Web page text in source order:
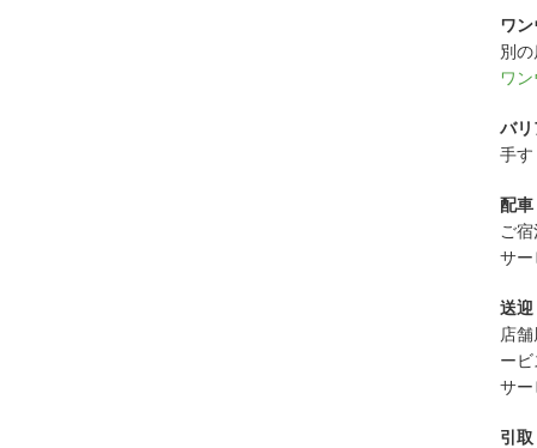
ワ
別
ワ
バリ
手す
配車
ご
サー
送迎
店
ー
サー
引取